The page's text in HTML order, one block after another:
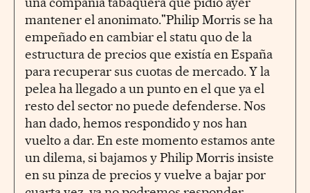
mantener el anonimato."Philip Morris se ha
empeñado en cambiar el statu quo de la
estructura de precios que existía en España
para recuperar sus cuotas de mercado. Y la
pelea ha llegado a un punto en el que ya el
resto del sector no puede defenderse. Nos
han dado, hemos respondido y nos han
vuelto a dar. En este momento estamos ante
un dilema, si bajamos y Philip Morris insiste
en su pinza de precios y vuelve a bajar por